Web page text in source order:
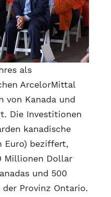
als
ArcelorMittal
von Kanada und
Die Investitionen
kanadische
Euro) beziffert,
Millionen Dollar
und 500
Provinz Ontario.